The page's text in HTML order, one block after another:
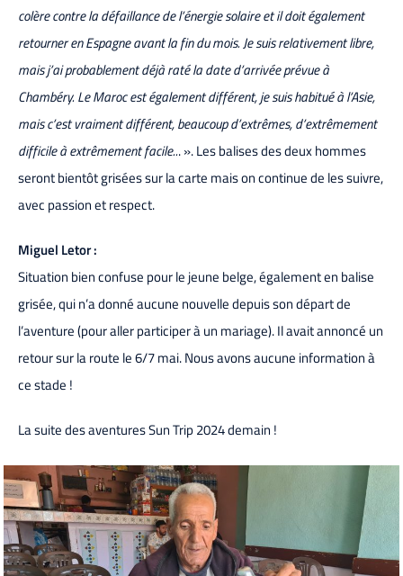
colère contre la défaillance de l’énergie solaire et il doit également
retourner en Espagne avant la fin du mois. Je suis relativement libre,
mais j’ai probablement déjà raté la date d’arrivée prévue à
Chambéry. Le Maroc est également différent, je suis habitué à l’Asie,
mais c’est vraiment différent, beaucoup d’extrêmes, d’extrêmement
difficile à extrêmement facile... ». Les balises des deux hommes
seront bientôt grisées sur la carte mais on continue de les suivre,
avec passion et respect.
Miguel Letor :
Situation bien confuse pour le jeune belge, également en balise
grisée, qui n’a donné aucune nouvelle depuis son départ de
l’aventure (pour aller participer à un mariage). Il avait annoncé un
retour sur la route le 6/7 mai. Nous avons aucune information à
ce stade !
La suite des aventures Sun Trip 2024 demain !